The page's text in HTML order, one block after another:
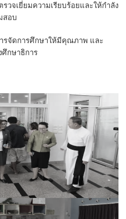
วจเยี่ยมความเรียบร้อยและให้กำลัง
สอบ
รจัดการศึกษาให้มีคุณภาพ และ
ศึกษาธิการ